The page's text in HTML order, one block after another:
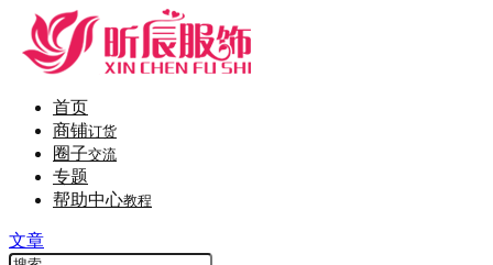
首页
商铺订货
圈子交流
专题
帮助中心教程
文章